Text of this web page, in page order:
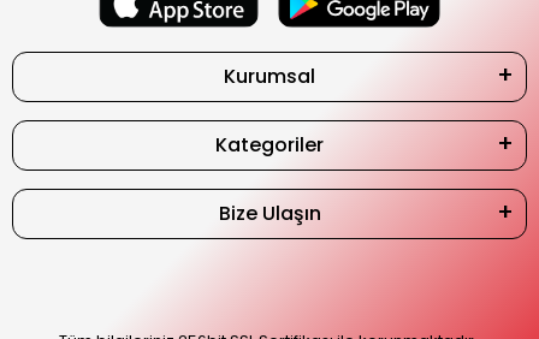
Kurumsal
Kategoriler
Bize Ulaşın